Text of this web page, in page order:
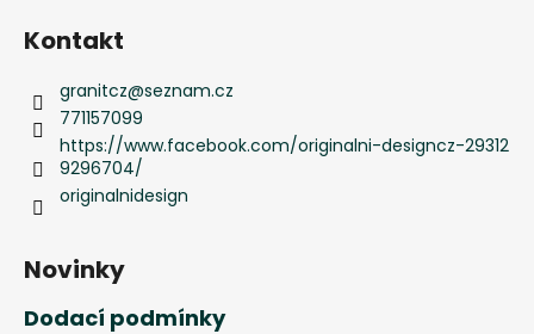
Kontakt
granitcz@seznam.cz
771157099
https://www.facebook.com/originalni-designcz-29312
9296704/
originalnidesign
Novinky
Dodací podmínky